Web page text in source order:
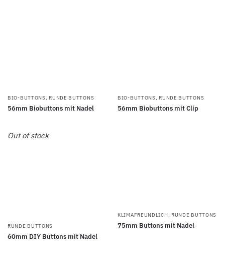
BIO-BUTTONS, RUNDE BUTTONS
56mm Biobuttons mit Nadel
BIO-BUTTONS, RUNDE BUTTONS
56mm Biobuttons mit Clip
Out of stock
RUNDE BUTTONS
60mm DIY Buttons mit Nadel
KLIMAFREUNDLICH, RUNDE BUTTONS
75mm Buttons mit Nadel